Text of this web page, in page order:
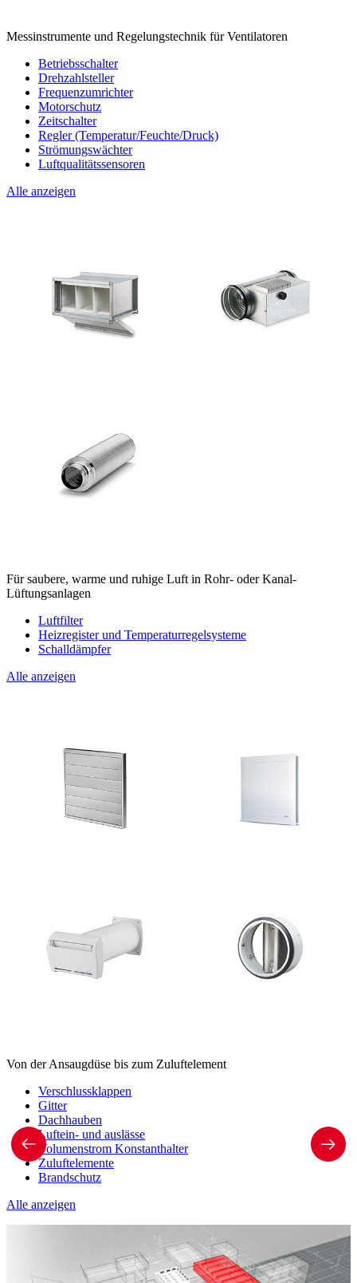
Messinstrumente und Regelungstechnik für Ventilatoren
Betriebsschalter
Drehzahlsteller
Frequenzumrichter
Motorschutz
Zeitschalter
Regler (Temperatur/Feuchte/Druck)
Strömungswächter
Luftqualitätssensoren
Alle anzeigen
Für saubere, warme und ruhige Luft in Rohr- oder Kanal-
Lüftungsanlagen
Luftfilter
Heizregister und Temperaturregelsysteme
Schalldämpfer
Alle anzeigen
Von der Ansaugdüse bis zum Zuluftelement
Verschlussklappen
Gitter
Dachhauben
Luftein- und auslässe
Volumenstrom Konstanthalter
Zuluftelemente
Brandschutz
Alle anzeigen